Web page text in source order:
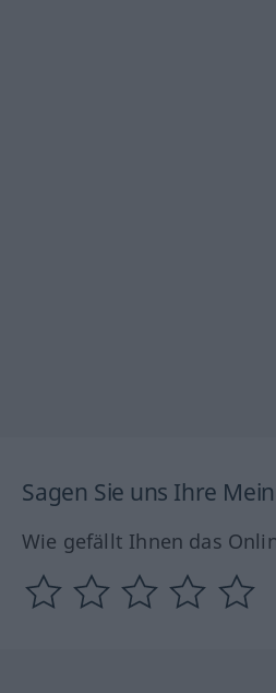
Sagen Sie uns Ihre
Wie gefällt Ihnen das